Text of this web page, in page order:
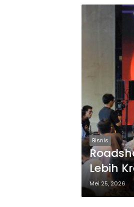
Bisnis
Lebih
Mei 25, 2026